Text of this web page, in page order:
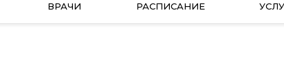
ВРАЧИ РАСПИСАНИЕ